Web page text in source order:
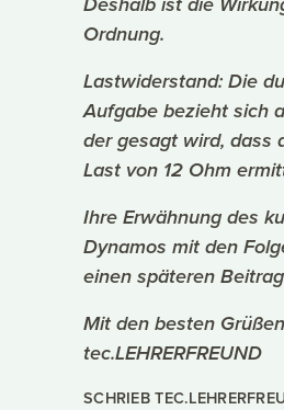
Ordnung.
Lastwiderstand: Die
Aufgabe bezieht sich
der gesagt wird, dass
Last von 12 Ohm
Ihre Erwähnung des
Dynamos mit den
einen späteren
Mit den besten Grüßen
tec.LEHRERFREUND
SCHRIEB